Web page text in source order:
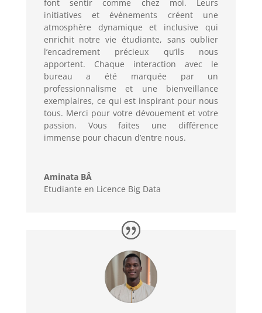
font sentir comme chez moi. Leurs
initiatives et événements créent une
atmosphère dynamique et inclusive qui
enrichit notre vie étudiante, sans oublier
l’encadrement précieux qu’ils nous
apportent. Chaque interaction avec le
bureau a été marquée par un
professionnalisme et une bienveillance
exemplaires, ce qui est inspirant pour nous
tous. Merci pour votre dévouement et votre
passion. Vous faites une différence
immense pour chacun d’entre nous.
Aminata BÂ
Etudiante en Licence Big Data